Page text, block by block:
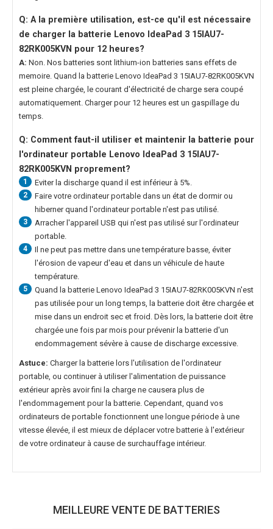
Q: A la première utilisation, est-ce qu'il est nécessaire
de charger la batterie Lenovo IdeaPad 3 15IAU7-
82RK005KVN pour 12 heures?
A: Non. Nos batteries sont lithium-ion batteries sans effets de
memoire. Quand la batterie Lenovo IdeaPad 3 15IAU7-82RK005KVN
est pleine chargée, le courant d'électricité de charge sera coupé
automatiquement. Charger pour 12 heures est un gaspillage du
temps.
Q: Comment faut-il utiliser et maintenir la batterie pour
l'ordinateur portable Lenovo IdeaPad 3 15IAU7-
82RK005KVN proprement?
1 Eviter la discharge quand il est inférieur à 5%.
2
Faire votre ordinateur portable dans un état de dormir ou
hiberner quand l'ordinateur portable n'est pas utilisé.
3
Arracher l'appareil USB qui n'est pas utilisé sur l'ordinateur
portable.
4
Il ne peut pas mettre dans une température basse, éviter
l'érosion de vapeur d'eau et dans un véhicule de haute
température.
5 Quand la batterie Lenovo IdeaPad 3 15IAU7-82RK005KVN n'est
pas utilisée pour un long temps, la batterie doit être chargée et
mise dans un endroit sec et froid. Dès lors, la batterie doit être
chargée une fois par mois pour prévenir la batterie d'un
endommagement sévère à cause de discharge excessive.
Astuce: Charger la batterie lors l'utilisation de l'ordinateur
portable, ou continuer à utiliser l'alimentation de puissance
extérieur après avoir fini la charge ne causera plus de
l'endommagement pour la batterie. Cependant, quand vos
ordinateurs de portable fonctionnent une longue période à une
vitesse élevée, il est mieux de déplacer votre batterie à l'extérieur
de votre ordinateur à cause de surchauffage intérieur.
MEILLEURE VENTE DE BATTERIES